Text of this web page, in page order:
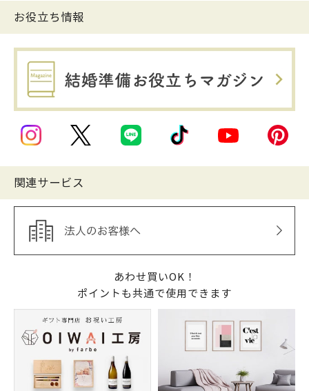
お役立ち情報
関連サービス
あわせ買いOK！
ポイントも共通で使用できます